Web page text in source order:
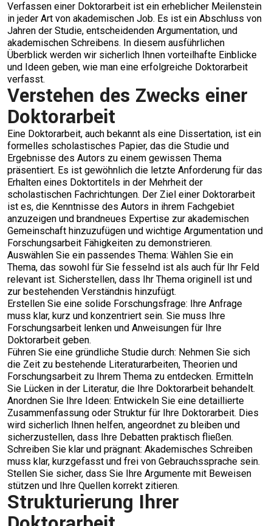
Verfassen einer Doktorarbeit ist ein erheblicher Meilenstein
in jeder Art von akademischen Job. Es ist ein Abschluss von
Jahren der Studie, entscheidenden Argumentation, und
akademischen Schreibens. In diesem ausführlichen
Überblick werden wir sicherlich Ihnen vorteilhafte Einblicke
und Ideen geben, wie man eine erfolgreiche Doktorarbeit
verfasst.
Verstehen des Zwecks einer
Doktorarbeit
Eine Doktorarbeit, auch bekannt als eine Dissertation, ist ein
formelles scholastisches Papier, das die Studie und
Ergebnisse des Autors zu einem gewissen Thema
präsentiert. Es ist gewöhnlich die letzte Anforderung für das
Erhalten eines Doktortitels in der Mehrheit der
scholastischen Fachrichtungen. Der Ziel einer Doktorarbeit
ist es, die Kenntnisse des Autors in ihrem Fachgebiet
anzuzeigen und brandneues Expertise zur akademischen
Gemeinschaft hinzuzufügen und wichtige Argumentation und
Forschungsarbeit Fähigkeiten zu demonstrieren.
Auswählen Sie ein passendes Thema: Wählen Sie ein
Thema, das sowohl für Sie fesselnd ist als auch für Ihr Feld
relevant ist. Sicherstellen, dass Ihr Thema originell ist und
zur bestehenden Verständnis hinzufügt.
Erstellen Sie eine solide Forschungsfrage: Ihre Anfrage
muss klar, kurz und konzentriert sein. Sie muss Ihre
Forschungsarbeit lenken und Anweisungen für Ihre
Doktorarbeit geben.
Führen Sie eine gründliche Studie durch: Nehmen Sie sich
die Zeit zu bestehende Literaturarbeiten, Theorien und
Forschungsarbeit zu Ihrem Thema zu entdecken. Ermitteln
Sie Lücken in der Literatur, die Ihre Doktorarbeit behandelt.
Anordnen Sie Ihre Ideen: Entwickeln Sie eine detaillierte
Zusammenfassung oder Struktur für Ihre Doktorarbeit. Dies
wird sicherlich Ihnen helfen, angeordnet zu bleiben und
sicherzustellen, dass Ihre Debatten praktisch fließen.
Schreiben Sie klar und prägnant: Akademisches Schreiben
muss klar, kurzgefasst und frei von Gebrauchssprache sein.
Stellen Sie sicher, dass Sie Ihre Argumente mit Beweisen
stützen und Ihre Quellen korrekt zitieren.
Strukturierung Ihrer